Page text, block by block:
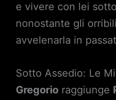
e vivere con lei
nonostante gli
avvelenarla in
Sotto Assedio: Le
Gregorioraggiunge